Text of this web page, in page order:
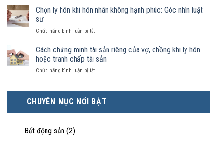
được
công
là
hôn
đăng
hôn
tài
sản
như
nào?
phải
điều
kinh
tế
hơn
trực
tiếp
nuôi
Chọn ly hôn khi hôn nhân không hạnh phúc: Góc nhìn luật
sư
Chức năng bình luận bị tắtở
ly
hôn
khi
hôn
hạnh
phúc:
Góc
Cách chứng minh tài sản riêng của vợ, chồng khi ly hôn
hoặc tranh chấp tài sản
Chức năng bình luận bị tắtở
tài
sản
CHUYÊN MỤC NỔI BẬT
Bất động sản (2)